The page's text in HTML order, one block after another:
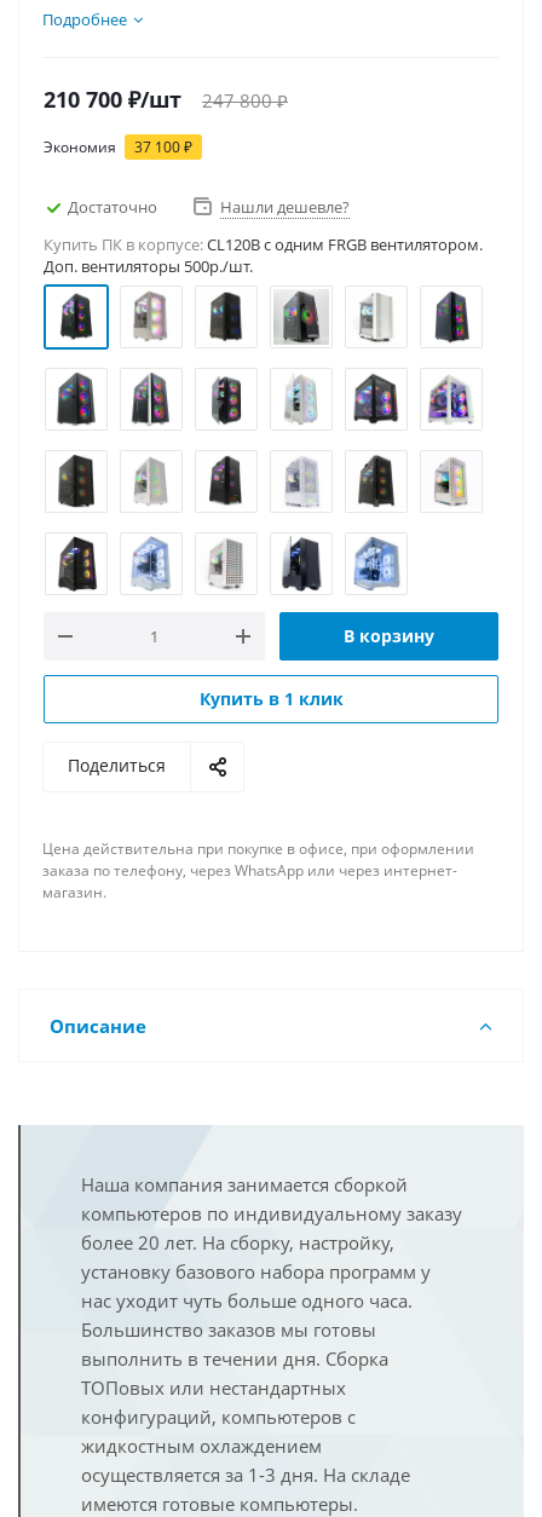
Видеокарта RTX 5080 16Гб, Память DDR5 32Gb,
Подробнее
210 700 ₽/шт 247 800₽
Экономия 37 100₽
Достаточно
Нашли дешевле?
Купить ПК в корпусе:CL120B c одним FRGB вентилятором.
Доп. вентиляторы 500р./шт.
В корзину
Купить в 1 клик
Поделиться
Цена действительна при покупке в офисе, при оформлении
заказа по телефону, через WhatsApp или через интернет-
магазин.
Описание
Наша компания занимается сборкой
компьютеров по индивидуальному заказу
более 20 лет. На сборку, настройку,
установку базового набора программ у
нас уходит чуть больше одного часа.
Большинство заказов мы готовы
выполнить в течении дня. Сборка
ТОПовых или нестандартных
конфигураций, компьютеров с
жидкостным охлаждением
осуществляется за 1-3 дня. На складе
имеются готовые компьютеры.